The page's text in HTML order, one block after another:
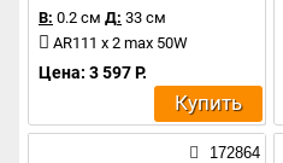
В: 0.2 см Д: 33 см
AR111 x 2 max 50W
Цена: 3 597 Р.
Купить
172864